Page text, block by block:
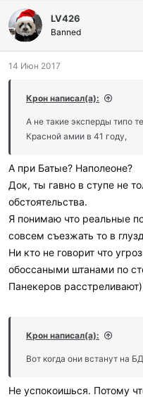
л
а
г
о
а
и
и
:
LV426
Banned
14 Июн 2017
Крон написал(а):
А не такие эксперды типо
Красной амии в 41 году,
А при Батые? Наполеоне?
Док, ты гавно в ступе не
обстоятельства.
Я понимаю что реальные
совсем съезжать то в
Ни кто не говорит что
обоссаными штанами по
Панекеров
Крон написал(а):
Вот когда они встанут на
Не успокоишься. Потому